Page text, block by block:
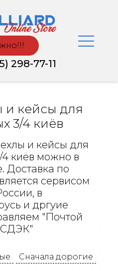
298-77-11
и кейсы для
3/4 киёв
и кейсы для
4 киёв можно в
Доставка по
сервисом
в
и дргуие
"Почтой
Сначала дорогие